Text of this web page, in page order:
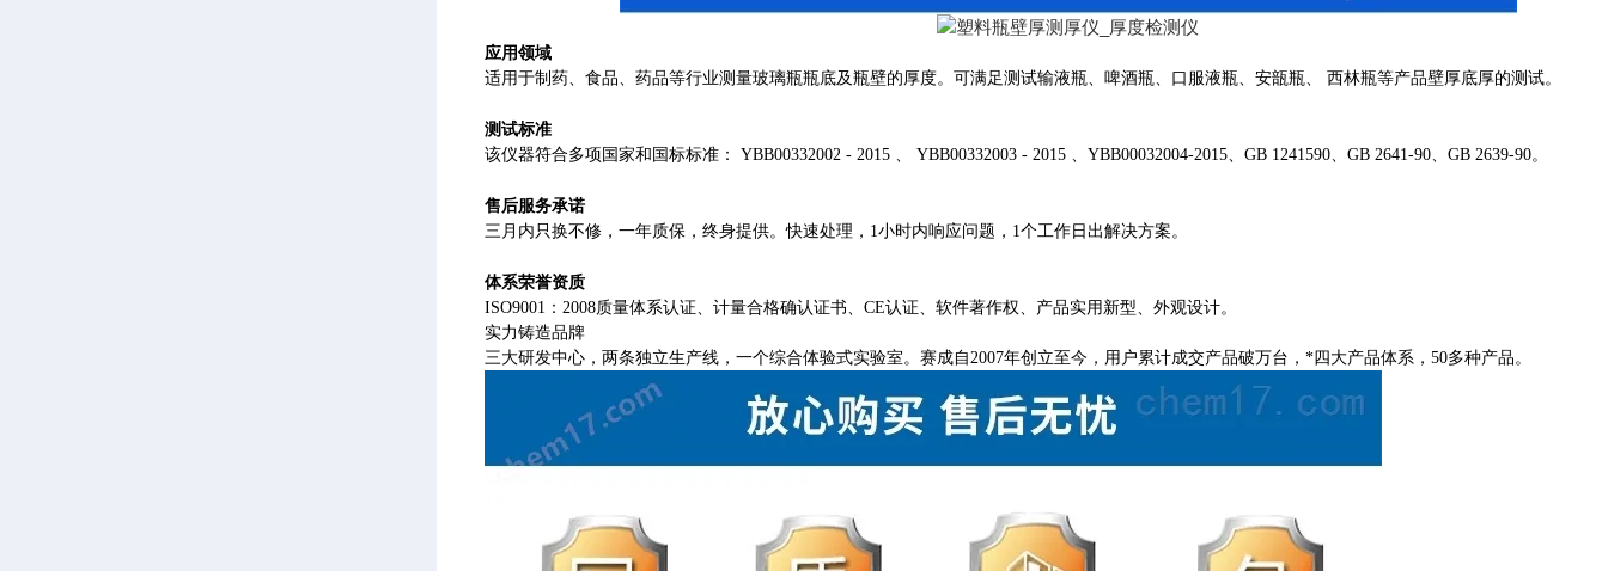
应用领域
适用于制药、食品、药品等行业测量玻璃瓶瓶底及瓶壁的厚度。可满足测试输液瓶、啤酒瓶、口服液瓶、安瓿瓶、
西林瓶等产品壁厚底厚的测试。
测试标准
该仪器符合多项国家和国标标准：
YBB00332002 - 2015 、 YBB00332003 - 2015 、YBB00032004-2015、GB 1241590、GB 2641-90、GB 2639-90。
售后服务承诺
三月内只换不修，一年质保，终身提供。快速处理， 1小时内响应问题，1个工作日出解决方案。
体系荣誉资质
ISO9001：2008质量体系认证、计量合格确认证书、CE认证、软件著作权、产品实用新型、外观设计。
实力铸造品牌
三大研发中心，两条独立生产线，一个综合体验式实验室。赛成自2007年创立至今，用户累计成交产品破万台，*四大产品体系，50多种产品。